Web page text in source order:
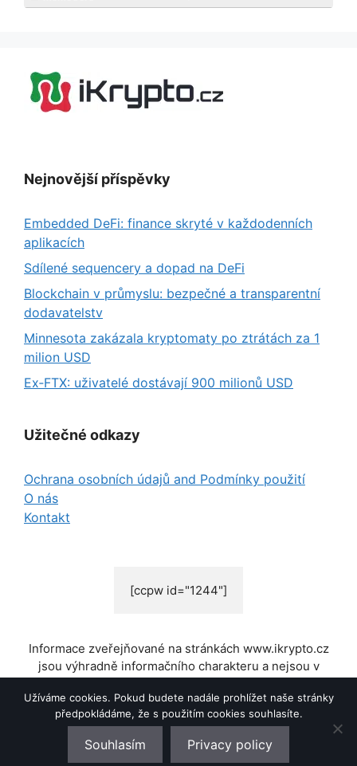
Nejnovější příspěvky
Embedded DeFi: finance skryté v každodenních
aplikacích
Sdílené sequencery a dopad na DeFi
Blockchain v průmyslu: bezpečné a transparentní
dodavatelstv
Minnesota zakázala kryptomaty po ztrátách za 1
milion USD
Ex‑FTX: uživatelé dostávají 900 milionů USD
Užitečné odkazy
Ochrana osobních údajů and Podmínky použití
O nás
Kontakt
[ccpw id="1244"]
Informace zveřejňované na stránkách www.ikrypto.cz
jsou výhradně informačního charakteru a nejsou v
doporučením. Pro bližší informace o rizicích spjatých s
nákupem/prodejem kryptoměn a jiných aktiv si
přečtěte tyto informace:
© 2026 iKrypto.cz
Užíváme cookies. Pokud budete nadále prohlížet naše stránky
předpokládáme, že s použitím cookies souhlasíte.
Souhlasím Privacy policy